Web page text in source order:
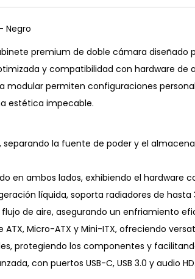
Negro
premium de doble cámara
y compatibilidad con hardware de
modular permiten configuraciones
estética impecable.
separando la fuente de poder y el
en ambos lados, exhibiendo el hardware
líquida, soporta radiadores de
de aire, asegurando un enfriamiento
ATX, Micro-ATX y Mini-ITX, ofreciendo
protegiendo los componentes y
con puertos USB-C, USB 3.0 y audio HD.